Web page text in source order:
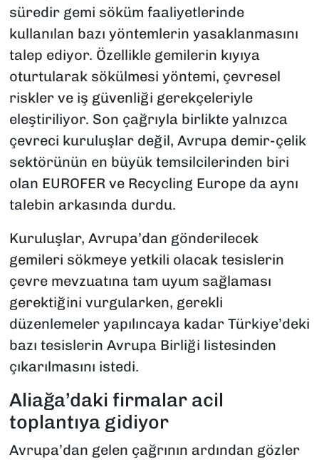
süredir gemi söküm faaliyetlerinde
kullanılan bazı yöntemlerin yasaklanmasını
talep ediyor. Özellikle gemilerin kıyıya
oturtularak sökülmesi yöntemi, çevresel
riskler ve iş güvenliği gerekçeleriyle
eleştiriliyor. Son çağrıyla birlikte yalnızca
çevreci kuruluşlar değil, Avrupa demir-çelik
sektörünün en büyük temsilcilerinden biri
olan EUROFER ve Recycling Europe da aynı
talebin arkasında durdu.
Kuruluşlar, Avrupa’dan gönderilecek
gemileri sökmeye yetkili olacak tesislerin
çevre mevzuatına tam uyum sağlaması
gerektiğini vurgularken, gerekli
düzenlemeler yapılıncaya kadar Türkiye’deki
bazı tesislerin Avrupa Birliği listesinden
çıkarılmasını istedi.
Aliağa’daki firmalar acil
toplantıya gidiyor
Avrupa’dan gelen çağrının ardından gözler